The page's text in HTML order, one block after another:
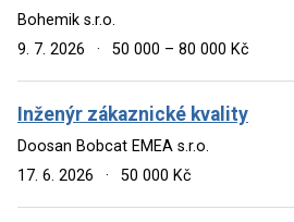
Bohemik s.r.o.
9. 7. 2026
· 50 000 – 80 000 Kč
Inženýr zákaznické kvality
Doosan Bobcat EMEA s.r.o.
17. 6. 2026
· 50 000 Kč